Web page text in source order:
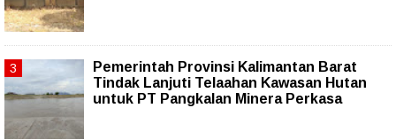
Pemerintah Provinsi Kalimantan Barat
Tindak Lanjuti Telaahan Kawasan Hutan
untuk PT Pangkalan Minera Perkasa